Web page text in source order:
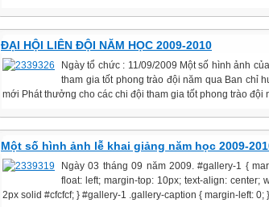
ĐẠI HỘI LIÊN ĐỘI NĂM HỌC 2009-2010
Ngày tổ chức : 11/09/2009 Một số hình ảnh
tham gia tốt phong trào đội năm qua Ban chỉ
mới Phát thưởng cho các chi đội tham gia tốt phong trào đội
Một số hình ảnh lễ khai giảng năm học 2009-
Ngày 03 tháng 09 năm 2009. #gallery-1 {
float: left; margin-top: 10px; text-align: center;
2px solid #cfcfcf; } #gallery-1 .gallery-caption { margin-left: 0;